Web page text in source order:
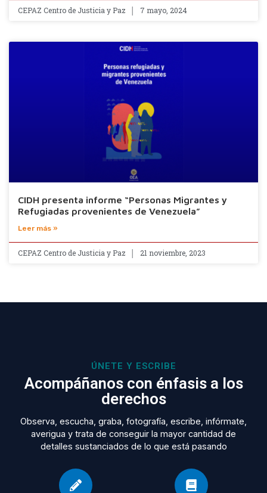
CEPAZ Centro de Justicia y Paz 7 mayo, 2024
CIDH presenta informe “Personas Migrantes y
Refugiadas provenientes de Venezuela”
Leer más »
CEPAZ Centro de Justicia y Paz 21 noviembre, 2023
ÚNETE Y ESCRIBE
Acompáñanos con énfasis a los
derechos
Observa, escucha, graba, fotografía, escribe, infórmate,
averigua y trata de conseguir la mayor cantidad de
detalles sustanciados de lo que está pasando